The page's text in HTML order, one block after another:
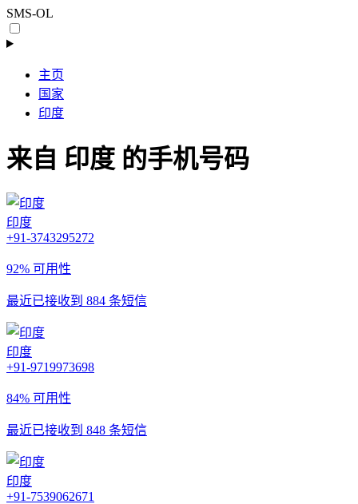
SMS-OL
主页
国家
印度
来自 印度 的手机号码
印度
+91-3743295272
92% 可用性
最近已接收到 884 条短信
印度
+91-9719973698
84% 可用性
最近已接收到 848 条短信
印度
+91-7539062671